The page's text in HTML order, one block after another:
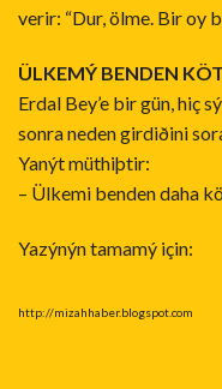
verir: “Dur, ölme. Bir oy
ÜLKEMÝ BENDEN
Erdal Bey’e bir gün, hiç
sonra neden girdiðini
Yanýt müthiþtir:
– Ülkemi benden daha
Yazýnýn tamamý için:
http://mizahhaber.blogspot.com